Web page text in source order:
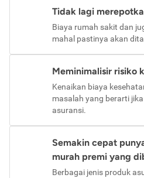
Tidak lagi
Biaya rumah sakit dan
mahal pastinya akan
Meminimalisir risiko
Kenaikan biaya
masalah yang berarti
asuransi.
Semakin cepat
murah premi yang
Berbagai jenis produk